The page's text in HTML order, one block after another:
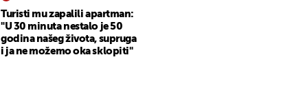
Turisti mu zapalili apartman:
"U 30 minuta nestalo je 50
godina našeg života, supruga
i ja ne možemo oka sklopiti"